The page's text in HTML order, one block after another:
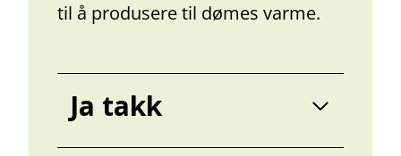
til å produsere til dømes varme.
Ja takk